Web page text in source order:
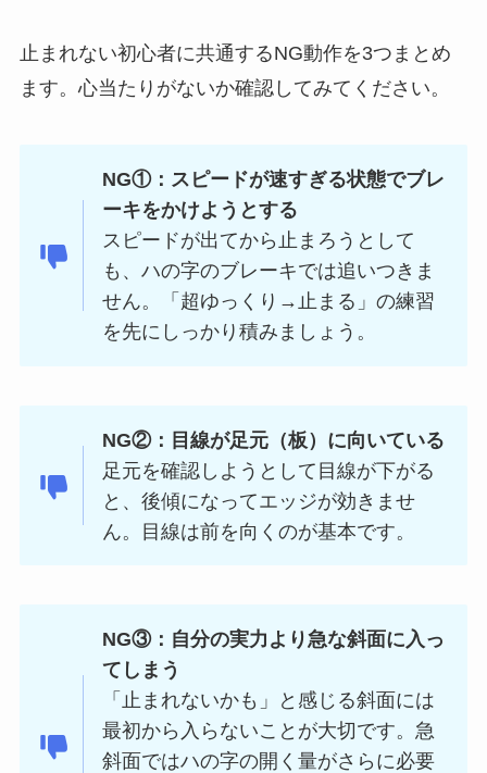
止まれない初心者に共通するNG動作を3つまとめ
ます。心当たりがないか確認してみてください。
NG①：スピードが速すぎる状態でブレ
ーキをかけようとする
スピードが出てから止まろうとして
も、ハの字のブレーキでは追いつきま
せん。「超ゆっくり→止まる」の練習
を先にしっかり積みましょう。
NG②：目線が足元（板）に向いている
足元を確認しようとして目線が下がる
と、後傾になってエッジが効きませ
ん。目線は前を向くのが基本です。
NG③：自分の実力より急な斜面に入っ
てしまう
「止まれないかも」と感じる斜面には
最初から入らないことが大切です。急
斜面ではハの字の開く量がさらに必要